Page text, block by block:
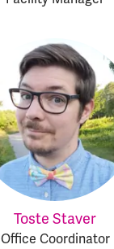
Toste Staver
Office Coordinator